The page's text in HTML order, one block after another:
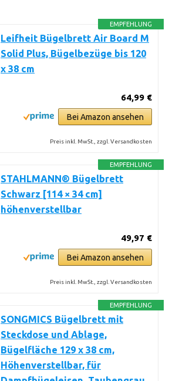
EMPFEHLUNG
Leifheit Bügelbrett Air Board M
Solid Plus, Bügelbezüge bis 120
x 38 cm
64,99 €
Bei Amazon ansehen
Preis inkl. MwSt., zzgl. Versandkosten
EMPFEHLUNG
STAHLMANN® Bügelbrett
Schwarz [114 × 34 cm]
höhenverstellbar
49,97 €
Bei Amazon ansehen
Preis inkl. MwSt., zzgl. Versandkosten
EMPFEHLUNG
SONGMICS Bügelbrett mit
Steckdose und Ablage,
Bügelfläche 129 x 38 cm,
Höhenverstellbar, für